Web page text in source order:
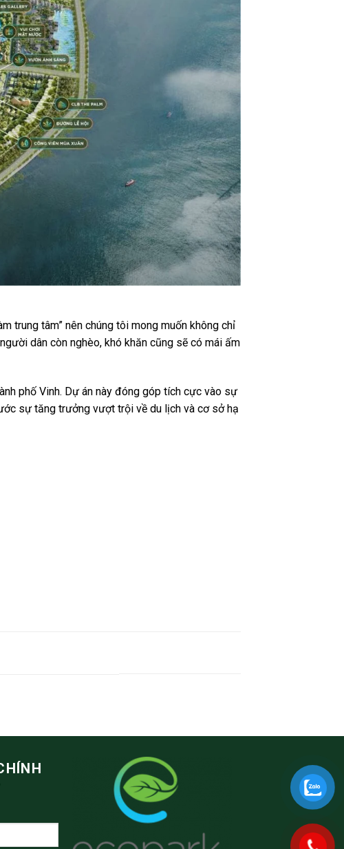
trung tâm” nên chúng tôi mong muốn không chỉ
dân còn nghèo, khó khăn cũng sẽ có mái ấm
phố Vinh. Dự án này đóng góp tích cực vào sự
sự tăng trưởng vượt trội về du lịch và cơ sở hạ